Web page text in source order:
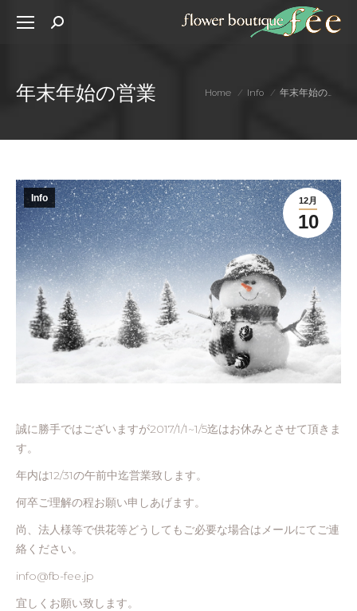
Search:
年末年始の営業 You are here:
Home Info 年末年始の…
12月
10
Info
誠に勝手ではございますが2017/1/1~1/5迄はお休みとさせて頂きま
す。
年内は12/31の午前中迄営業致します。
何卒ご理解の程お願い申しあげます。
尚、法人様等で供花等どうしてもご必要な場合はメールにてご連
絡ください。
info@fb-fee.jp
宜しくお願い致します。